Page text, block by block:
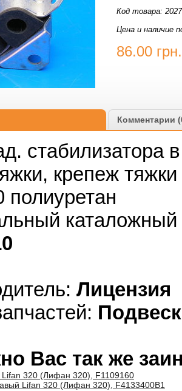
Код товара:
Цена и наличие
86.00 грн.
Комментарии
стабилизатора
крепеж
полиуретан
Лицензия
Вас так же
320 (Лифан 320), F1109160
Lifan 320 (Лифан 320), F4133400B1